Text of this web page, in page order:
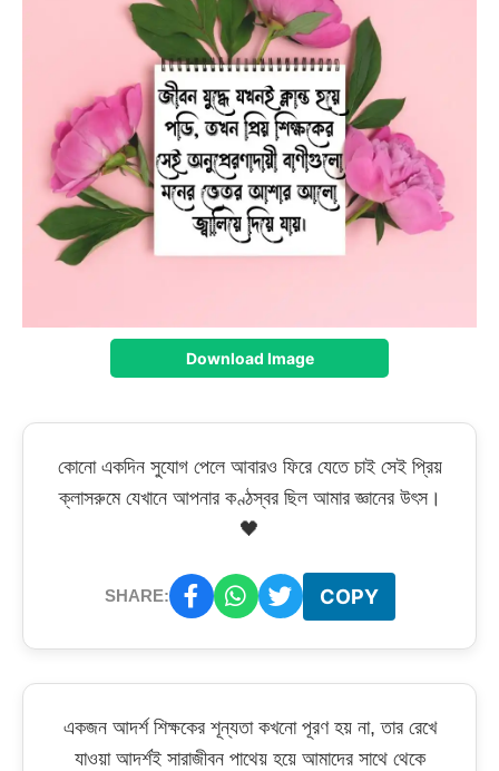
Download Image
কোনো একদিন সুযোগ পেলে আবারও ফিরে যেতে চাই সেই প্রিয়
ক্লাসরুমে যেখানে আপনার কণ্ঠস্বর ছিল আমার জ্ঞানের উৎস।
🖤
SHARE: COPY
একজন আদর্শ শিক্ষকের শূন্যতা কখনো পূরণ হয় না, তার রেখে
যাওয়া আদর্শই সারাজীবন পাথেয় হয়ে আমাদের সাথে থেকে